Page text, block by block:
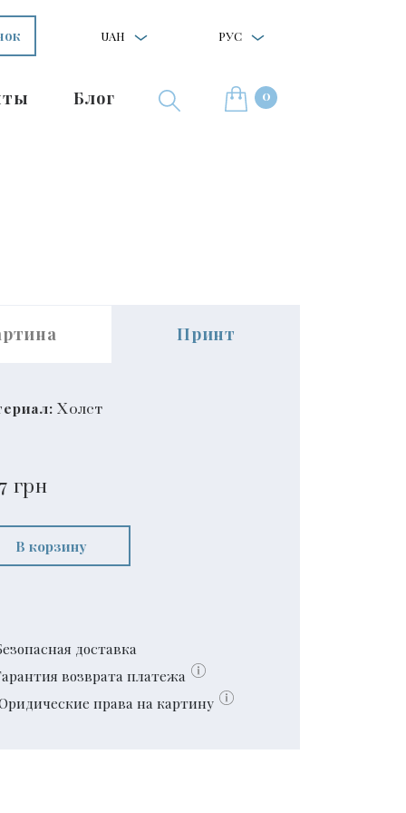
UAH РУС
Блог 0
Принт
Холст
грн
В корзину
доставка
возврата платежа
права на картину